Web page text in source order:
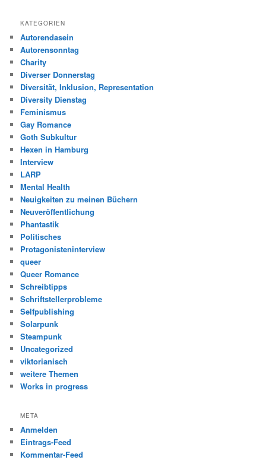
KATEGORIEN
Autorendasein
Autorensonntag
Charity
Diverser Donnerstag
Diversität, Inklusion, Representation
Diversity Dienstag
Feminismus
Gay Romance
Goth Subkultur
Hexen in Hamburg
Interview
LARP
Mental Health
Neuigkeiten zu meinen Büchern
Neuveröffentlichung
Phantastik
Politisches
Protagonisteninterview
queer
Queer Romance
Schreibtipps
Schriftstellerprobleme
Selfpublishing
Solarpunk
Steampunk
Uncategorized
viktorianisch
weitere Themen
Works in progress
META
Anmelden
Eintrags-Feed
Kommentar-Feed